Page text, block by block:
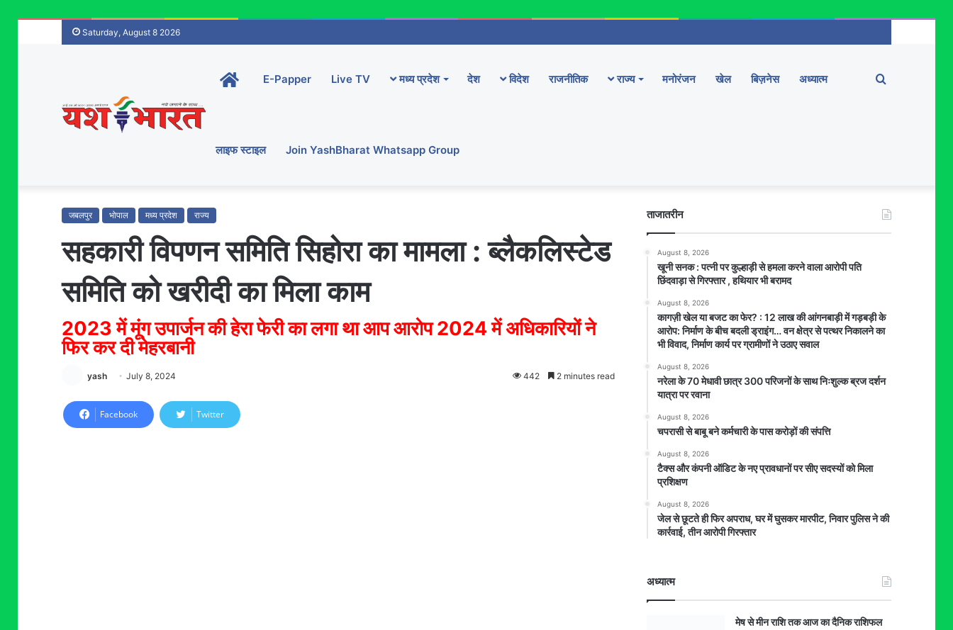
Saturday, August 8 2026
Home-
main
E-Papper Live TV मध्य प्रदेश देश विदेश राजनीतिक राज्य मनोरंजन खेल बिज़नेस अध्यात्म
लाइफ स्टाइल Join YashBharat Whatsapp Group
Search
जबलपुर भोपाल मध्य प्रदेश राज्य
सहकारी विपणन समिति सिहोरा का मामला : ब्लैकलिस्टेड
समिति को खरीदी का मिला काम
2023 में मूंग उपार्जन की हेरा फेरी का लगा था आप आरोप 2024 में अधिकारियों ने
फिर कर दी मेहरबानी
yash July 8, 2024 442 2 minutes read
Facebook Twitter
ताजातरीन
August 8, 2026
खूनी सनक : पत्नी पर कुल्हाड़ी से हमला करने वाला आरोपी पति
छिंदवाड़ा से गिरफ्तार , हथियार भी बरामद
August 8, 2026
कागज़ी खेल या बजट का फेर? : 12 लाख की आंगनबाड़ी में गड़बड़ी के
आरोप: निर्माण के बीच बदली ड्राइंग… वन क्षेत्र से पत्थर निकालने का
भी विवाद, निर्माण कार्य पर ग्रामीणों ने उठाए सवाल
August 8, 2026
नरेला के 70 मेधावी छात्र 300 परिजनों के साथ निःशुल्क ब्रज दर्शन
यात्रा पर रवाना
August 8, 2026
चपरासी से बाबू बने कर्मचारी के पास करोड़ों की संपत्ति
August 8, 2026
टैक्स और कंपनी ऑडिट के नए प्रावधानों पर सीए सदस्यों को मिला
प्रशिक्षण
August 8, 2026
जेल से छूटते ही फिर अपराध, घर में घुसकर मारपीट, निवार पुलिस ने की
कार्रवाई, तीन आरोपी गिरफ्तार
अध्यात्म
मेष से मीन राशि तक आज का दैनिक राशिफल